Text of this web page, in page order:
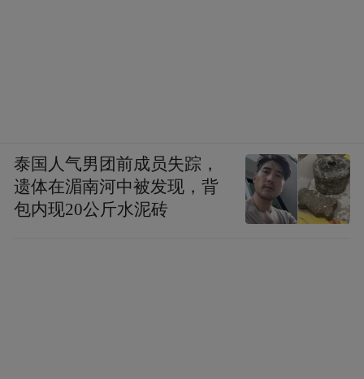
泰国人气男团前成员失踪，
遗体在湄南河中被发现，背
包内现20公斤水泥砖